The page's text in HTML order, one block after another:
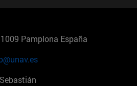
Pamplona España